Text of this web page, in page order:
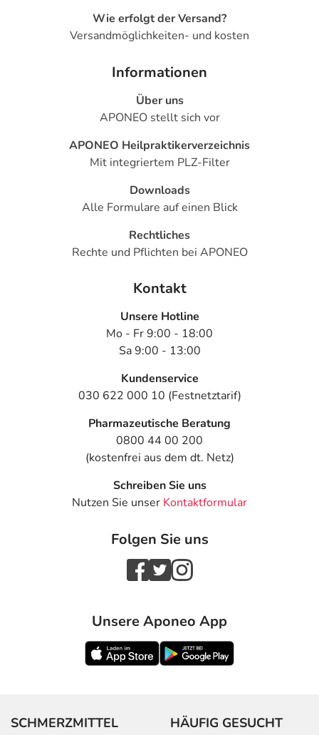
Wie erfolgt der Versand?
Versandmöglichkeiten- und kosten
Informationen
Über uns
APONEO stellt sich vor
APONEO Heilpraktikerverzeichnis
Mit integriertem PLZ-Filter
Downloads
Alle Formulare auf einen Blick
Rechtliches
Rechte und Pflichten bei APONEO
Kontakt
Unsere Hotline
Mo - Fr 9:00 - 18:00
Sa 9:00 - 13:00
Kundenservice
030 622 000 10 (Festnetztarif)
Pharmazeutische Beratung
0800 44 00 200
(kostenfrei aus dem dt. Netz)
Schreiben Sie uns
Nutzen Sie unser Kontaktformular
Folgen Sie uns
Unsere Aponeo App
SCHMERZMITTEL HÄUFIG GESUCHT